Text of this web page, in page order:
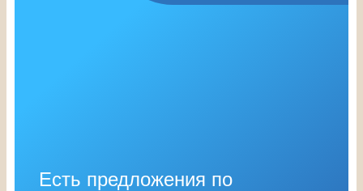
Есть предложения по